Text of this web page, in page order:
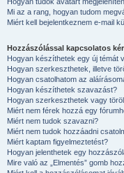
Mi az a rang, hogyan tudom
Miért kell bejelentkeznem e-mail
Hozzászólással kapcsolatos
Hogyan készíthetek egy új témát
Hogyan szerkeszthetek, illetve
Hogyan csatolhatom az
Hogyan készíthetek szavazást?
Hogyan szerkeszthetek vagy
Miért nem férek hozzá egy
Miért nem tudok szavazni?
Miért nem tudok hozzáadni
Miért kaptam figyelmeztetést?
Hogyan jelenthetek egy
Mire való az „Elmentés” gomb